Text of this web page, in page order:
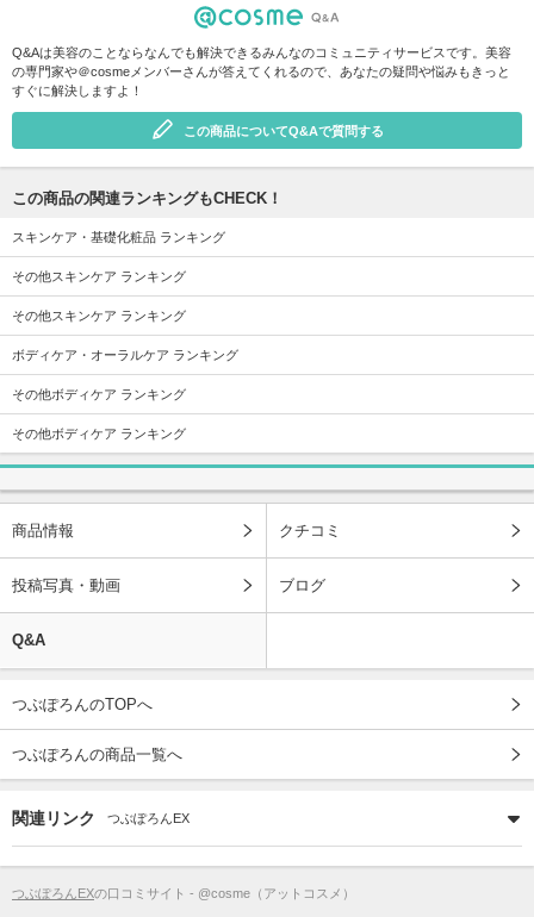
Q&Aは美容のことならなんでも解決できるみんなのコミュニティサービスです。美容
の専門家や＠cosmeメンバーさんが答えてくれるので、あなたの疑問や悩みもきっと
すぐに解決しますよ！
この商品についてQ&Aで質問する
この商品の関連ランキングもCHECK！
スキンケア・基礎化粧品 ランキング
その他スキンケア ランキング
その他スキンケア ランキング
ボディケア・オーラルケア ランキング
その他ボディケア ランキング
その他ボディケア ランキング
商品情報 クチコミ
投稿写真・動画 ブログ
Q&A
つぶぽろんのTOPへ
つぶぽろんの商品一覧へ
関連リンク つぶぽろんEX
つぶぽろんEXの口コミサイト - @cosme（アットコスメ）